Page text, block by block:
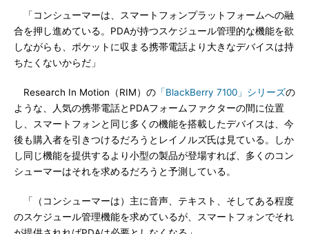
「コンシューマーは、スマートフォンプラットフォームへの融
合を押し進めている。PDAが持つスケジュール管理的な機能を欲
しながらも、ポケットに収まる携帯電話より大きなデバイスは持
ちたくないからだ」
Research In Motion（RIM）の 「BlackBerry 7100」シリーズの
ような、人気の携帯電話とPDAフォームファクターの間に位置
し、スマートフォンと同じ多くの機能を搭載したデバイスは、今
後も購入者を引きつけるだろうとレイノルズ氏は見ている。しか
し同じ機能を提供するより小型の製品が登場すれば、多くのコン
シューマーはそれを求めるだろうと予測している。
「（コンシューマーは）主に音声、テキスト、そしてある程度
のスケジュール管理機能を求めているが、スマートフォンでそれ